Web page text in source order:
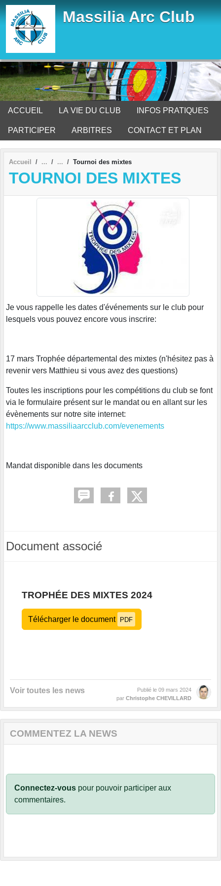
Massilia Arc Club
ACCUEIL LA VIE DU CLUB INFOS PRATIQUES
PARTICIPER ARBITRES CONTACT ET PLAN
Accueil Tournoi des mixtes
TOURNOI DES MIXTES
Je vous rappelle les dates d'événements sur le club pour
lesquels vous pouvez encore vous inscrire:
17 mars Trophée départemental des mixtes (n'hésitez pas à
revenir vers Matthieu si vous avez des questions)
Toutes les inscriptions pour les compétitions du club se font
via le formulaire présent sur le mandat ou en allant sur les
évènements sur notre site internet:
https://www.massiliaarcclub.com/evenements
Mandat disponible dans les documents
Document associé
TROPHÉE DES MIXTES 2024
Télécharger le document PDF
Voir toutes les news Publié le 09 mars 2024
par Christophe CHEVILLARD
COMMENTEZ LA NEWS
Connectez-vous pour pouvoir participer aux
commentaires.
Panneau de gestion des cookies